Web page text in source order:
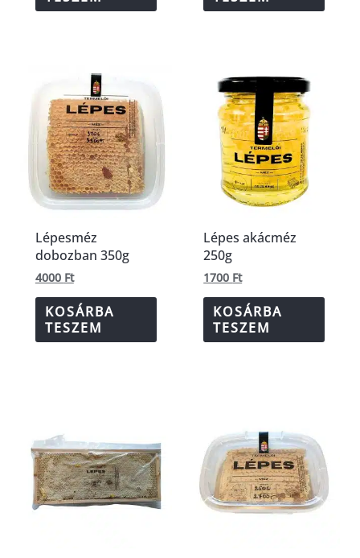
Lépesméz
dobozban 350g
4000 Ft
KOSÁRBA
TESZEM
Lépes akácméz
250g
1700 Ft
KOSÁRBA
TESZEM